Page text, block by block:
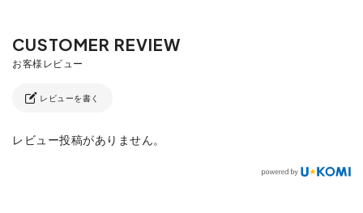
レビューを書く
レビュー投稿がありません。